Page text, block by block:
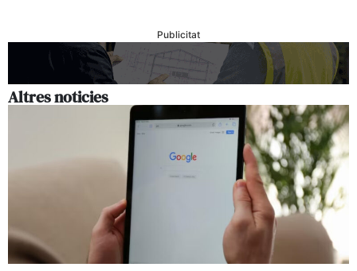
Publicitat
Altres noticies